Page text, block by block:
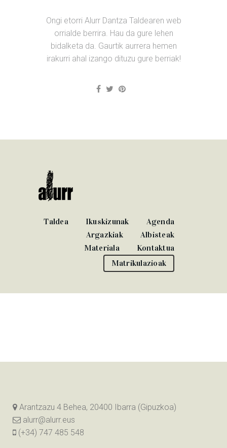
Ongi etorri Alurr Dantza Taldearen web
orrialde berrira. Hau da gure lehen
bidalketa da. Gaurtik aurrera hemen
irakurri ahal izango dituzu gure berriak!
Taldea Ikuskizunak
Agenda
Argazkiak
Albisteak
Materiala
Kontaktua
Matrikulazioak
Arantzazu 4 Behea, 20400 Ibarra (Gipuzkoa)
alurr@alurr.eus
(+34) 747 485 548